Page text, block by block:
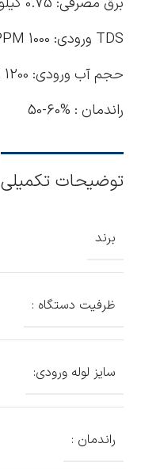
TDS ورودی: 1000 PPM
حجم آب ورودی: 1200 GPD
راندمان : %60-50
توضیحات تکمیلی
برند
ظرفیت دستگاه :
سایز لوله ورودی:
راندمان :